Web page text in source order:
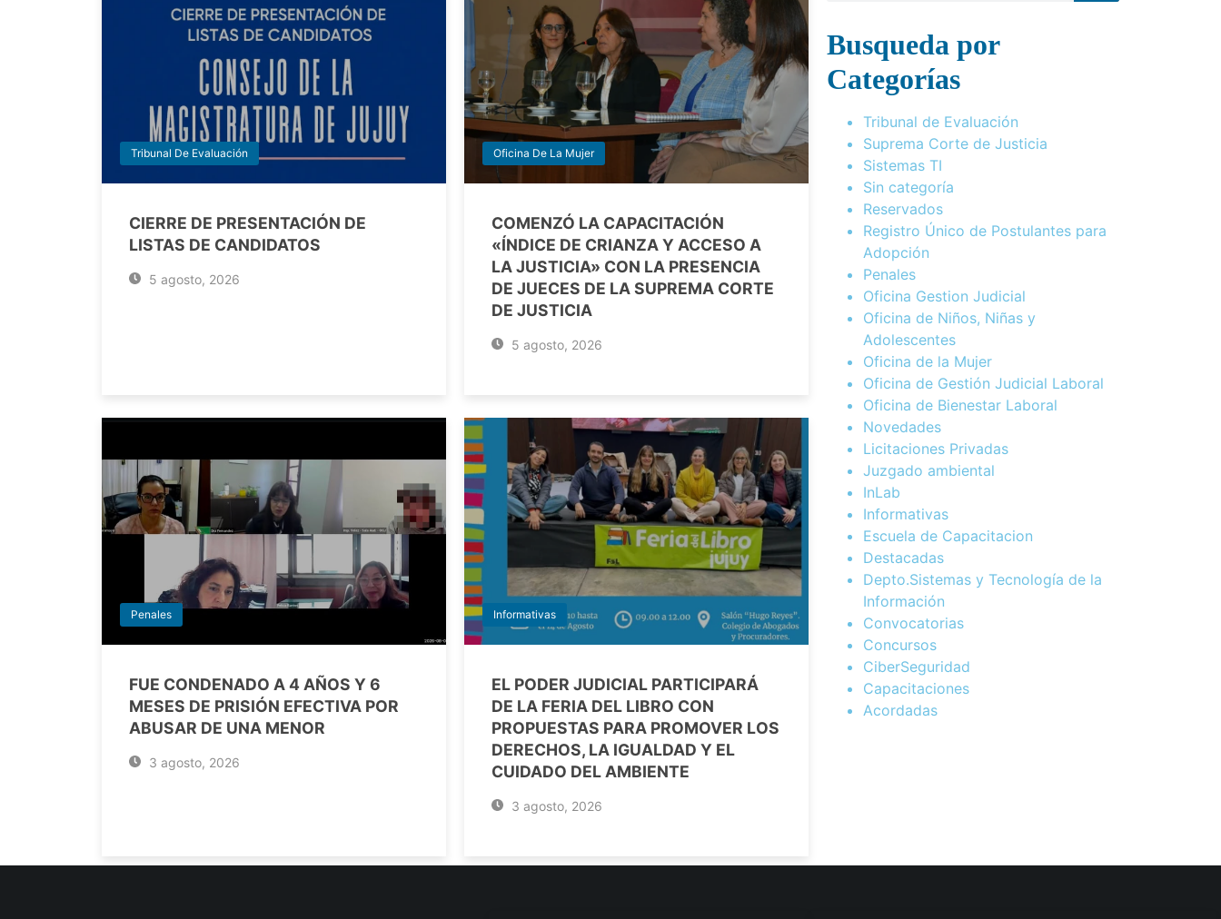
Tribunal De Evaluación
CIERRE DE PRESENTACIÓN DE
LISTAS DE CANDIDATOS
5 agosto, 2026
Oficina De La Mujer
COMENZÓ LA CAPACITACIÓN
«ÍNDICE DE CRIANZA Y ACCESO A
LA JUSTICIA» CON LA PRESENCIA
DE JUECES DE LA SUPREMA CORTE
DE JUSTICIA
5 agosto, 2026
Penales
FUE CONDENADO A 4 AÑOS Y 6
MESES DE PRISIÓN EFECTIVA POR
ABUSAR DE UNA MENOR
3 agosto, 2026
Informativas
EL PODER JUDICIAL PARTICIPARÁ
DE LA FERIA DEL LIBRO CON
PROPUESTAS PARA PROMOVER LOS
DERECHOS, LA IGUALDAD Y EL
CUIDADO DEL AMBIENTE
3 agosto, 2026
Busqueda por
Categorías
Tribunal de Evaluación
Suprema Corte de Justicia
Sistemas TI
Sin categoría
Reservados
Registro Único de Postulantes para
Adopción
Penales
Oficina Gestion Judicial
Oficina de Niños, Niñas y
Adolescentes
Oficina de la Mujer
Oficina de Gestión Judicial Laboral
Oficina de Bienestar Laboral
Novedades
Licitaciones Privadas
Juzgado ambiental
InLab
Informativas
Escuela de Capacitacion
Destacadas
Depto.Sistemas y Tecnología de la
Información
Convocatorias
Concursos
CiberSeguridad
Capacitaciones
Acordadas